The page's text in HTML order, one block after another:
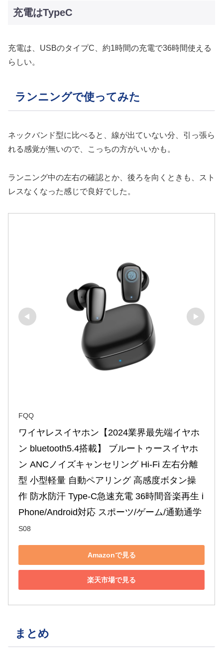
充電はTypeC
充電は、USBのタイプC、約1時間の充電で36時間使える
らしい。
ランニングで使ってみた
ネックバンド型に比べると、線が出ていない分、引っ張ら
れる感覚が無いので、こっちの方がいいかも。
ランニング中の左右の確認とか、後ろを向くときも、スト
レスなくなった感じで良好でした。
FQQ
ワイヤレスイヤホン【2024業界最先端イヤホ
ン bluetooth5.4搭載】 ブルートゥースイヤホ
ン ANCノイズキャンセリング Hi-Fi 左右分離
型 小型軽量 自動ペアリング 高感度ボタン操
作 防水防汗 Type-C急速充電 36時間音楽再生 i
Phone/Android対応 スポーツ/ゲーム/通勤通学
S08
Amazonで見る
楽天市場で見る
まとめ